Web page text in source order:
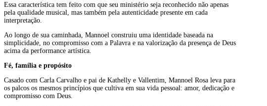
Essa característica tem feito com que seu ministério seja reconhecido não apenas
pela qualidade musical, mas também pela autenticidade presente em cada
interpretação.
Ao longo de sua caminhada, Mannoel construiu uma identidade baseada na
simplicidade, no compromisso com a Palavra e na valorização da presença de Deus
acima da performance artística.
Fé, família e propósito
Casado com Carla Carvalho e pai de Kathelly e Vallentim, Mannoel Rosa leva para
os palcos os mesmos princípios que cultiva em sua vida pessoal: amor, dedicação e
compromisso com Deus.